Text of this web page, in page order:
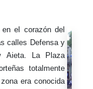
el corazón del
calles Defensa y
Aieta. La Plaza
totalmente
era conocida